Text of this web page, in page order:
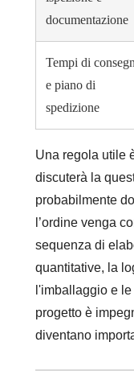
documentazione
Tempi di
e piano di
spedizione
Una regola utile
discuterà la
probabilmente
l’ordine venga
sequenza di
quantitative, la
l'imballaggio e
progetto è
diventano